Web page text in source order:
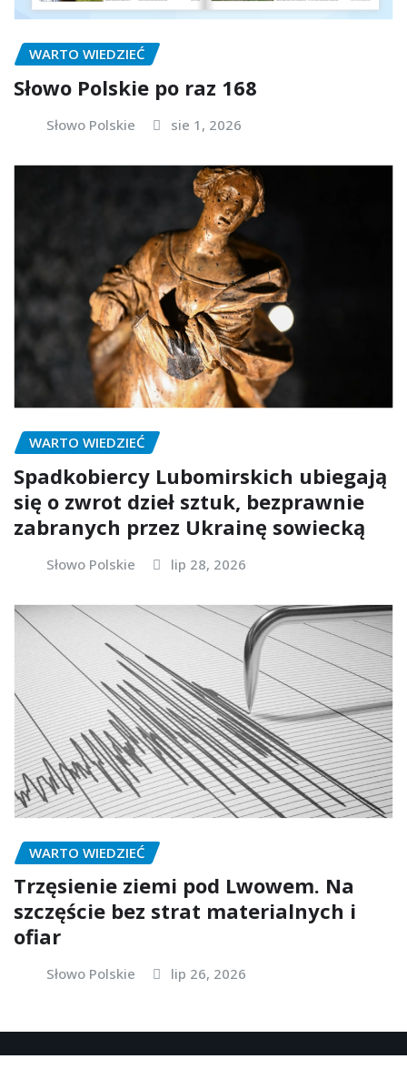
WARTO WIEDZIEĆ
Słowo Polskie po raz 168
Słowo Polskie sie 1, 2026
WARTO WIEDZIEĆ
Spadkobiercy Lubomirskich ubiegają
się o zwrot dzieł sztuk, bezprawnie
zabranych przez Ukrainę sowiecką
Słowo Polskie lip 28, 2026
WARTO WIEDZIEĆ
Trzęsienie ziemi pod Lwowem. Na
szczęście bez strat materialnych i
ofiar
Słowo Polskie lip 26, 2026